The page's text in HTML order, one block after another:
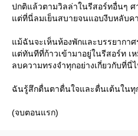
ปกติแล้วตามวิลล่าในรีสอร์ทอื่นๆ
ต่ที่นี่ลมเย็นสบายจนแอบงีบหลับค
ม้ฉันจะเห็นห้องพักและบรรยากา
ต่ทันทีที่ก้าวเข้ามาอยู่ในรีสอร์ท เ
ลบความทรงจำทุกอย่างเกี่ยวกับที่นี่
ฉันรู้สึกตื่นตาตื่นใจและตื่นเต้นในทุ
(จบตอนแรก)